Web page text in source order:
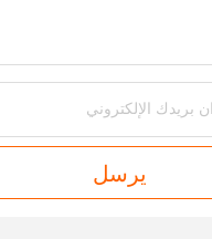
يرسل